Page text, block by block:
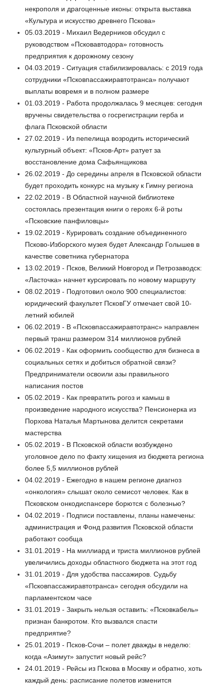
некрополя и драгоценные иконы: открыта выставка
«Культура и искусство древнего Пскова»
05.03.2019 - Михаил Ведерников обсудил с
руководством «Псковавтодора» готовность
предприятия к дорожному сезону
04.03.2019 - Ситуация стабилизировалась: с 2019 года
сотрудники «Псковпассажиравтотранса» получают
выплаты вовремя и в полном размере
01.03.2019 - Работа продолжалась 9 месяцев: сегодня
вручены свидетельства о госрегистрации герба и
флага Псковской области
27.02.2019 - Из пепелища возродить исторический
культурный объект: «Псков-Арт» ратует за
восстановление дома Сафьянщикова
26.02.2019 - До середины апреля в Псковской области
будет проходить конкурс на музыку к Гимну региона
22.02.2019 - В Областной научной библиотеке
состоялась презентация книги о героях 6-й роты
«Псковские панфиловцы»
19.02.2019 - Курировать создание объединенного
Псково-Изборского музея будет Александр Голышев в
качестве советника губернатора
13.02.2019 - Псков, Великий Новгород и Петрозаводск:
«Ласточка» начнет курсировать по новому маршруту
08.02.2019 - Подготовил около 900 специалистов:
юридический факультет ПсковГУ отмечает свой 10-
летний юбилей
06.02.2019 - В «Псковпассажиравтотранс» направлен
первый транш размером 314 миллионов рублей
06.02.2019 - Как оформить сообщество для бизнеса в
социальных сетях и добиться обратной связи?
Предприниматели освоили азы правильного
написания постов
05.02.2019 - Как превратить рогоз и камыш в
произведение народного искусства? Пенсионерка из
Порхова Наталья Мартынова делится секретами
мастерства
05.02.2019 - В Псковской области возбуждено
уголовное дело по факту хищения из бюджета региона
более 5,5 миллионов рублей
04.02.2019 - Ежегодно в нашем регионе диагноз
«онкология» слышат около семисот человек. Как в
Псковском онкодиспансере борются с болезнью?
04.02.2019 - Подписи поставлены, планы намечены:
администрация и Фонд развития Псковской области
работают сообща
31.01.2019 - На миллиард и триста миллионов рублей
увеличились доходы областного бюджета на этот год
31.01.2019 - Для удобства пассажиров. Судьбу
«Псковпассажиравтотранса» сегодня обсудили на
парламентском часе
31.01.2019 - Закрыть нельзя оставить: «Псковкабель»
признан банкротом. Кто вызвался спасти
предприятие?
25.01.2019 - Псков-Сочи – полет дважды в неделю:
когда «Азимут» запустит новый рейс?
24.01.2019 - Рейсы из Пскова в Москву и обратно, хоть
каждый день: расписание полетов изменится